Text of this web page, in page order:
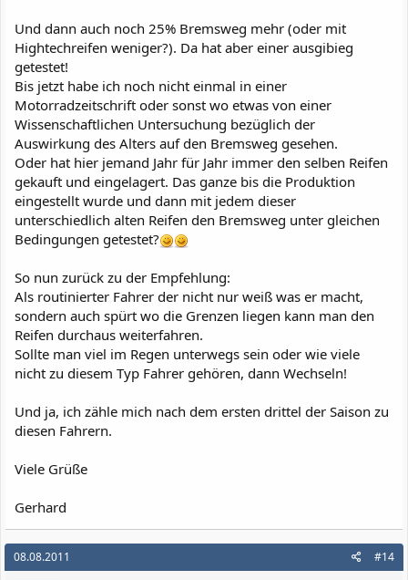
Und dann auch noch 25% Bremsweg mehr (oder mit
Hightechreifen weniger?). Da hat aber einer ausgibieg
getestet!
Bis jetzt habe ich noch nicht einmal in einer
Motorradzeitschrift oder sonst wo etwas von einer
Wissenschaftlichen Untersuchung bezüglich der
Auswirkung des Alters auf den Bremsweg gesehen.
Oder hat hier jemand Jahr für Jahr immer den selben Reifen
gekauft und eingelagert. Das ganze bis die Produktion
eingestellt wurde und dann mit jedem dieser
unterschiedlich alten Reifen den Bremsweg unter gleichen
Bedingungen getestet?
So nun zurück zu der Empfehlung:
Als routinierter Fahrer der nicht nur weiß was er macht,
sondern auch spürt wo die Grenzen liegen kann man den
Reifen durchaus weiterfahren.
Sollte man viel im Regen unterwegs sein oder wie viele
nicht zu diesem Typ Fahrer gehören, dann Wechseln!
Und ja, ich zähle mich nach dem ersten drittel der Saison zu
diesen Fahrern.
Viele Grüße
Gerhard
08.08.2011 #14